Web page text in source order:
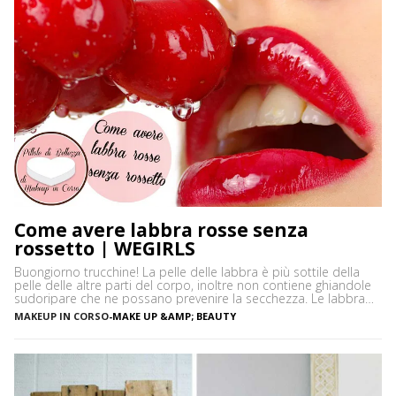
Come avere labbra rosse senza
rossetto | WEGIRLS
Buongiorno trucchine! La pelle delle labbra è più sottile della
pelle delle altre parti del corpo, inoltre non contiene ghiandole
sudoripare che ne possano prevenire la secchezza. Le labbra
sono sensibili alle aggressioni ambientali e spesso possono
diventare scure o sbiadite soprattutto a causa dell’esposizione
MAKEUP IN CORSO-MAKE UP &AMP; BEAUTY